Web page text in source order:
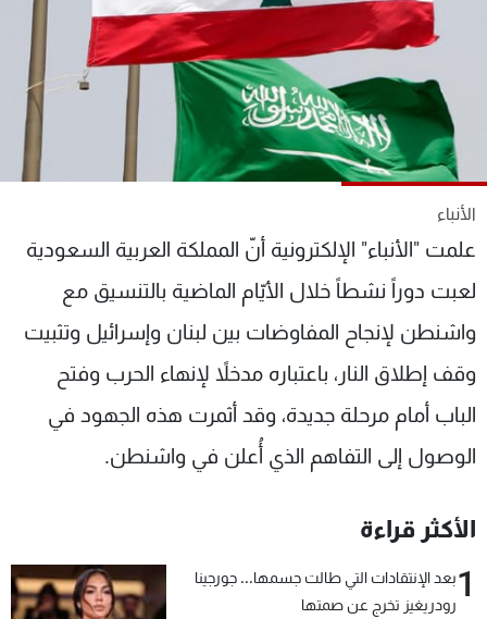
الأنباء
علمت "الأنباء" الإلكترونية أنّ المملكة العربية السعودية
لعبت دوراً نشطاً خلال الأيّام الماضية بالتنسيق مع
واشنطن لإنجاح المفاوضات بين لبنان وإسرائيل وتثبيت
وقف إطلاق النار، باعتباره مدخلاً لإنهاء الحرب وفتح
الباب أمام مرحلة جديدة، وقد أثمرت هذه الجهود في
الوصول إلى التفاهم الذي أُعلن في واشنطن.
الأكثر قراءة
1بعد الإنتقادات التي طالت جسمها... جورجينا
رودريغيز تخرج عن صمتها
منوعات رياضة
البرامج
شاهد البرامج
الترددات
عن MTV
الإنـتـاج
لاعلاناتكم
وظائف
تواصل معنا
شروط الإسـتخدام
سياسة الخصوصية